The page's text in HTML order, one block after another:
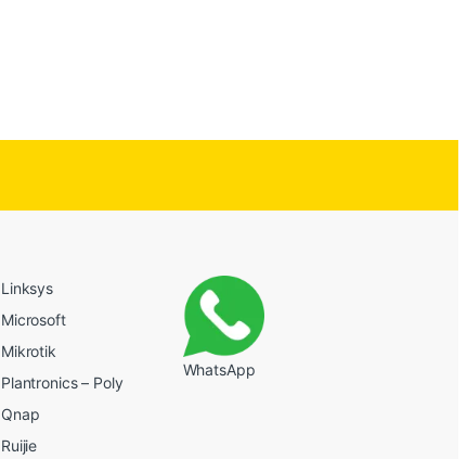
Linksys
Microsoft
Mikrotik
Plantronics – Poly
Qnap
Ruijie
WhatsApp